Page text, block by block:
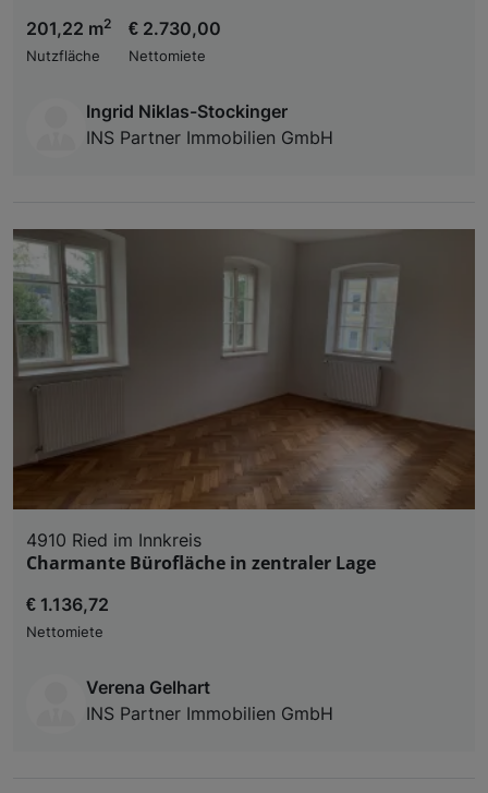
201,22 m2
Nutzfläche
€ 2.730,00
Nettomiete
Ingrid Niklas-Stockinger
INS Partner Immobilien GmbH
4910 Ried im Innkreis
Charmante Bürofläche in zentraler Lage
€ 1.136,72
Nettomiete
Verena Gelhart
INS Partner Immobilien GmbH